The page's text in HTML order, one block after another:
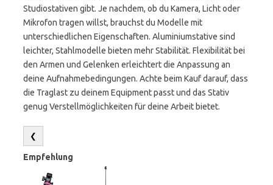
Studiostativen gibt. Je nachdem, ob du Kamera, Licht oder
Mikrofon tragen willst, brauchst du Modelle mit
unterschiedlichen Eigenschaften. Aluminiumstative sind
leichter, Stahlmodelle bieten mehr Stabilität. Flexibilität bei
den Armen und Gelenken erleichtert die Anpassung an
deine Aufnahmebedingungen. Achte beim Kauf darauf, dass
die Traglast zu deinem Equipment passt und das Stativ
genug Verstellmöglichkeiten für deine Arbeit bietet.
❮
Empfehlung